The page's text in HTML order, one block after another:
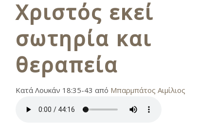
Χριστός εκεί
σωτηρία και
θεραπεία
Κατά Λουκάν 18:35-43 από Μπαρμπάτος Αιμίλιος